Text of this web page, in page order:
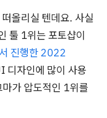
올리실 텐데요. 사실
툴 1위는 포토샵이
진행한 2022
디자인에 많이 사용
가 압도적인 1위를